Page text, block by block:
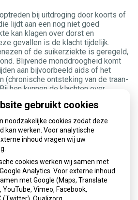
bij uitdroging door koorts of
lijdt aan een nog niet goed
kan klagen over dorst en
gevallen is de klacht tijdelijk.
of de suikerziekte is geregeld,
Blijvende monddroogheid komt
aan bijvoorbeeld aids of het
(chronische ontsteking van de traan-
hen kunnen de klachten over
maar geheel verdwijnen doen ze
van Sjögren neemt de
jaren zelfs toe.
gezwel in het hoofd of de hals
kunnen de speekselklieren
worden beschadigd. Dit
ernstige monddroogheid.
gebruikt cookies
noodzakelijke cookies zodat deze
kan werken. Voor analytische
inhoud vragen wij uw
cookies werken wij samen met
Analytics. Voor externe inhoud
met Google (Maps, Translate
YouTube, Vimeo, Facebook,